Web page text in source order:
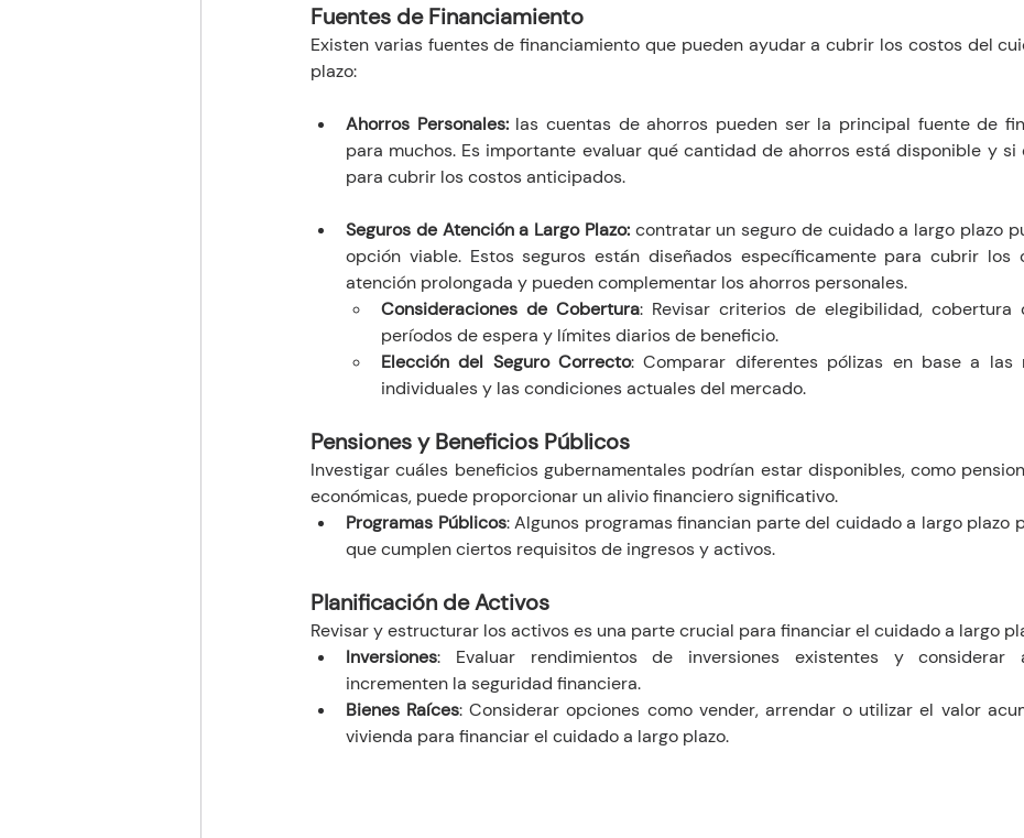
Fuentes de Financiamiento
Existen varias fuentes de financiamiento que pueden ayudar a cubrir los costos del
plazo:
Ahorros Personales: las cuentas de ahorros pueden ser la principal fuente de
para muchos. Es importante evaluar qué cantidad de ahorros está disponible y si
para cubrir los costos anticipados.
Seguros de Atención a Largo Plazo: contratar un seguro de cuidado a largo plazo
opción viable. Estos seguros están diseñados específicamente para cubrir los
atención prolongada y pueden complementar los ahorros personales.
Consideraciones de Cobertura: Revisar criterios de elegibilidad, cobertura
períodos de espera y límites diarios de beneficio.
Elección del Seguro Correcto: Comparar diferentes pólizas en base a las
individuales y las condiciones actuales del mercado.
Pensiones y Beneficios Públicos
Investigar cuáles beneficios gubernamentales podrían estar disponibles, como
económicas, puede proporcionar un alivio financiero significativo.
Programas Públicos: Algunos programas financian parte del cuidado a largo plazo
que cumplen ciertos requisitos de ingresos y activos.
Planificación de Activos
Revisar y estructurar los activos es una parte crucial para financiar el cuidado a largo
Inversiones: Evaluar rendimientos de inversiones existentes y considerar
incrementen la seguridad financiera.
Bienes Raíces: Considerar opciones como vender, arrendar o utilizar el valor
vivienda para financiar el cuidado a largo plazo.